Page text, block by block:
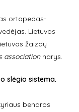
ortopedas-
Lietuvos
žaizdų
associationnarys.
slėgio sistema.
bendros